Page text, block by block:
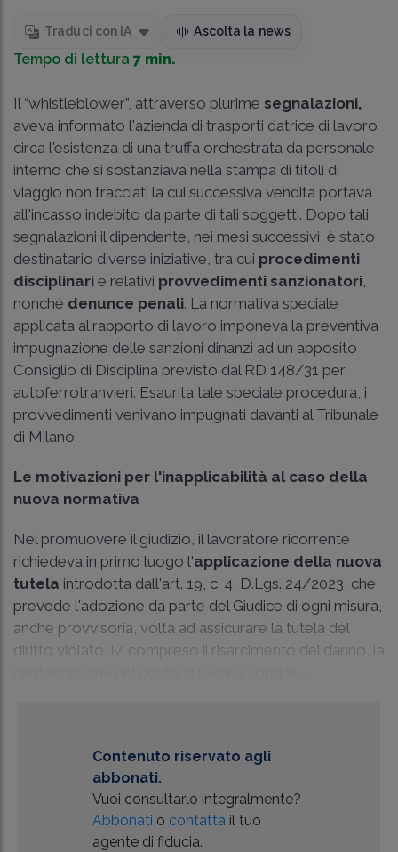
Traduci con IA Ascolta la news
Tempo di lettura 7 min.
Il “whistleblower”, attraverso plurime segnalazioni,
aveva informato l'azienda di trasporti datrice di lavoro
circa l'esistenza di una truffa orchestrata da personale
interno che si sostanziava nella stampa di titoli di
viaggio non tracciati la cui successiva vendita portava
all'incasso indebito da parte di tali soggetti. Dopo tali
segnalazioni il dipendente, nei mesi successivi, è stato
destinatario diverse iniziative, tra cui procedimenti
disciplinari e relativi provvedimenti sanzionatori,
nonché denunce penali. La normativa speciale
applicata al rapporto di lavoro imponeva la preventiva
impugnazione delle sanzioni dinanzi ad un apposito
Consiglio di Disciplina previsto dal RD 148/31 per
autoferrotranvieri. Esaurita tale speciale procedura, i
provvedimenti venivano impugnati davanti al Tribunale
di Milano.
Le motivazioni per l'inapplicabilità al caso della
nuova normativa
Nel promuovere il giudizio, il lavoratore ricorrente
richiedeva in primo luogo l'applicazione della nuova
tutela introdotta dall'art. 19, c. 4, D.Lgs. 24/2023, che
prevede l'adozione da parte del Giudice di ogni misura,
anche provvisoria, volta ad assicurare la tutela del
diritto violato, ivi compreso il risarcimento del danno, la
Contenuto riservato agli
abbonati.
Vuoi consultarlo integralmente?
Abbonati o contattail tuo
agente di fiducia.